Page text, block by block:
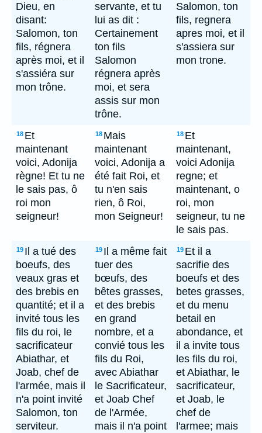
Dieu, en
disant:
Salomon, ton
fils, régnera
après moi, et il
s'assiéra sur
mon trône.
servante, et tu
lui as dit :
Certainement
ton fils
Salomon
régnera après
moi, et sera
assis sur mon
trône.
Salomon, ton
fils, regnera
apres moi, et il
s'assiera sur
mon trone.
18 Et
maintenant
voici, Adonija
règne! Et tu ne
le sais pas, ô
roi mon
seigneur!
18 Mais
maintenant
voici, Adonija a
été fait Roi, et
tu n'en sais
rien, ô Roi,
mon Seigneur!
18 Et
maintenant,
voici Adonija
regne; et
maintenant, o
roi, mon
seigneur, tu ne
le sais pas.
19 Il a tué des
boeufs, des
veaux gras et
des brebis en
quantité; et il a
invité tous les
fils du roi, le
sacrificateur
Abiathar, et
Joab, chef de
l'armée, mais il
n'a point invité
Salomon, ton
serviteur.
19 Il a même fait
tuer des
bœufs, des
bêtes grasses,
et des brebis
en grand
nombre, et a
convié tous les
fils du Roi,
avec Abiathar
le Sacrificateur,
et Joab Chef
de l'Armée,
mais il n'a point
19 Et il a
sacrifie des
boeufs et des
betes grasses,
et du menu
betail en
abondance, et
il a invite tous
les fils du roi,
et Abiathar, le
sacrificateur,
et Joab, le
chef de
l'armee; mais